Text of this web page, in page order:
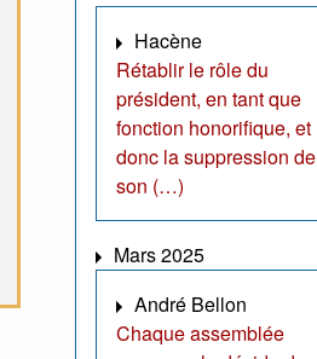
Hacène
Rétablir le rôle du
président, en tant que
fonction honorifique, et
donc la suppression de
son (…)
Mars 2025
André Bellon
Chaque assemblée